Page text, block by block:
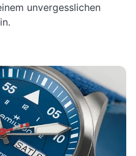
unvergesslichen